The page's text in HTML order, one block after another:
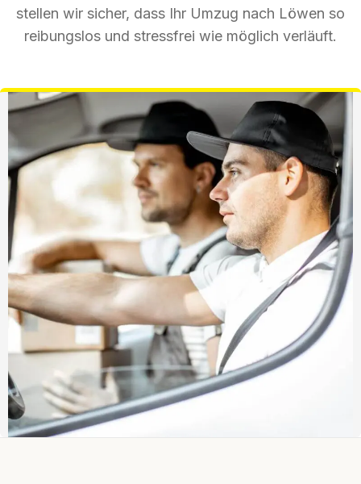
stellen wir sicher, dass Ihr Umzug nach Löwen so
reibungslos und stressfrei wie möglich verläuft.